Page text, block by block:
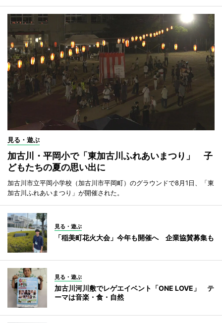
見る・遊ぶ
加古川・平岡小で「東加古川ふれあいまつり」 子
どもたちの夏の思い出に
加古川市立平岡小学校（加古川市平岡町）のグラウンドで8月1日、「東
加古川ふれあいまつり」が開催された。
見る・遊ぶ
「稲美町花火大会」今年も開催へ 企業協賛募集も
見る・遊ぶ
加古川河川敷でレゲエイベント「ONE LOVE」 テ
ーマは音楽・食・自然